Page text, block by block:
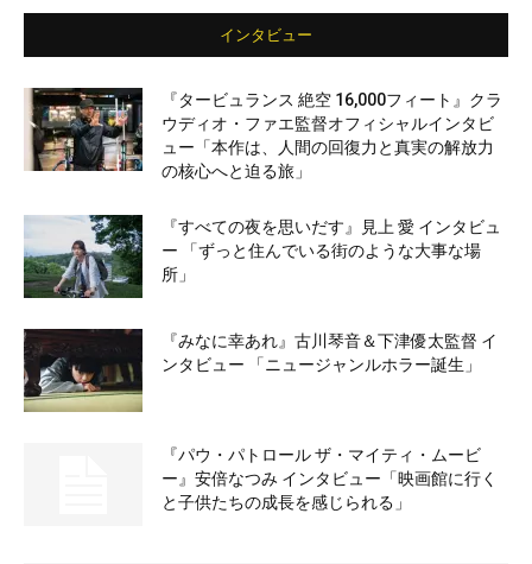
インタビュー
『タービュランス 絶空 16,000フィート』クラ
ウディオ・ファエ監督オフィシャルインタビ
ュー「本作は、人間の回復力と真実の解放力
の核心へと迫る旅」
『すべての夜を思いだす』見上 愛 インタビュ
ー 「ずっと住んでいる街のような大事な場
所」
『みなに幸あれ』古川琴音＆下津優太監督 イ
ンタビュー 「ニュージャンルホラー誕生」
『パウ・パトロール ザ・マイティ・ムービ
ー』安倍なつみ インタビュー「映画館に行く
と子供たちの成長を感じられる」